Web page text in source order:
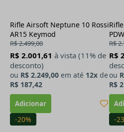
Rifle Airsoft Neptune 10 Rossi
AR15 Keymod
R$ 2.499,00
R$ 2.001,61 à vista (11% de
desconto)
ou R$ 2.249,00 em até 12x de
R$ 187,42
R$
R$
ou
R$
-20% -